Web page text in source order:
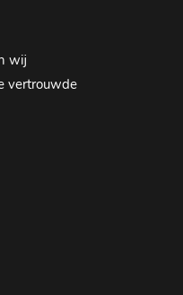
wij
vertrouwde